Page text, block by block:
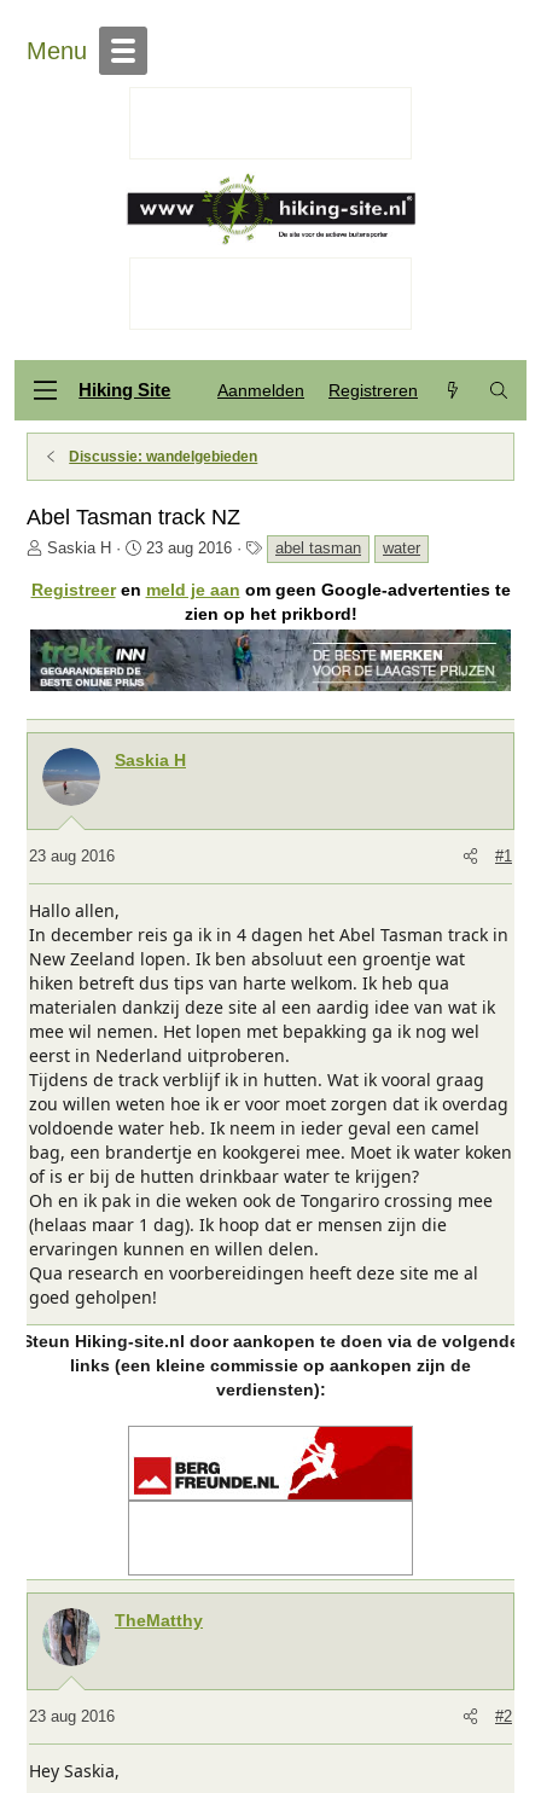
Menu
Hiking Site Aanmelden Registreren
Discussie: wandelgebieden
Abel Tasman track NZ
O
d
r
w
e
r
p
s
t
r
e
r
Saskia H
S
a
t
d
a
t
u
m
23 aug 2016
g
s
abel tasman water
Registreeren meld je aan om geen Google-advertenties te
zien op het prikbord!
Saskia H
23 aug 2016 #1
Hallo allen,
In december reis ga ik in 4 dagen het Abel Tasman track in
New Zeeland lopen. Ik ben absoluut een groentje wat
hiken betreft dus tips van harte welkom. Ik heb qua
materialen dankzij deze site al een aardig idee van wat ik
mee wil nemen. Het lopen met bepakking ga ik nog wel
eerst in Nederland uitproberen.
Tijdens de track verblijf ik in hutten. Wat ik vooral graag
zou willen weten hoe ik er voor moet zorgen dat ik overdag
voldoende water heb. Ik neem in ieder geval een camel
bag, een brandertje en kookgerei mee. Moet ik water koken
of is er bij de hutten drinkbaar water te krijgen?
Oh en ik pak in die weken ook de Tongariro crossing mee
(helaas maar 1 dag). Ik hoop dat er mensen zijn die
ervaringen kunnen en willen delen.
Qua research en voorbereidingen heeft deze site me al
goed geholpen!
Steun Hiking-site.nl door aankopen te doen via de volgende
links (een kleine commissie op aankopen zijn de
verdiensten):
TheMatthy
23 aug 2016 #2
Hey Saskia,